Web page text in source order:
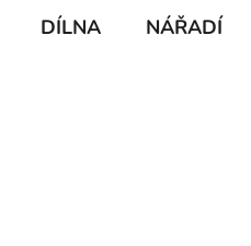
KOŠÍK
DÍLNA NÁŘADÍ